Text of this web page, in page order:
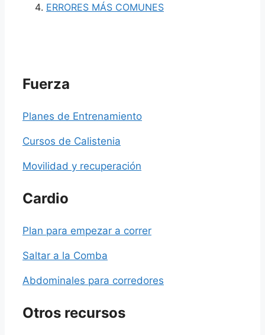
ERRORES MÁS COMUNES
Fuerza
Planes de Entrenamiento
Cursos de Calistenia
Movilidad y recuperación
Cardio
Plan para empezar a correr
Saltar a la Comba
Abdominales para corredores
Otros recursos